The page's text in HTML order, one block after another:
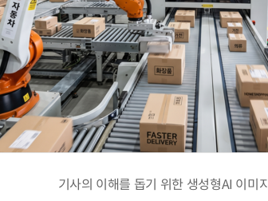
기사의 이해를 돕기 위한 생성형AI 이미지